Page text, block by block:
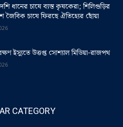
ধানের চাষে ব্যস্ত কৃষকেরা; শিলিগুড়ির
জৈবিক চাষে ফিরছে ঐতিহ্যের ছোঁয়া
ইস্যুতে উত্তপ্ত সোশ্যাল মিডিয়া-রাজপথ
CATEGORY